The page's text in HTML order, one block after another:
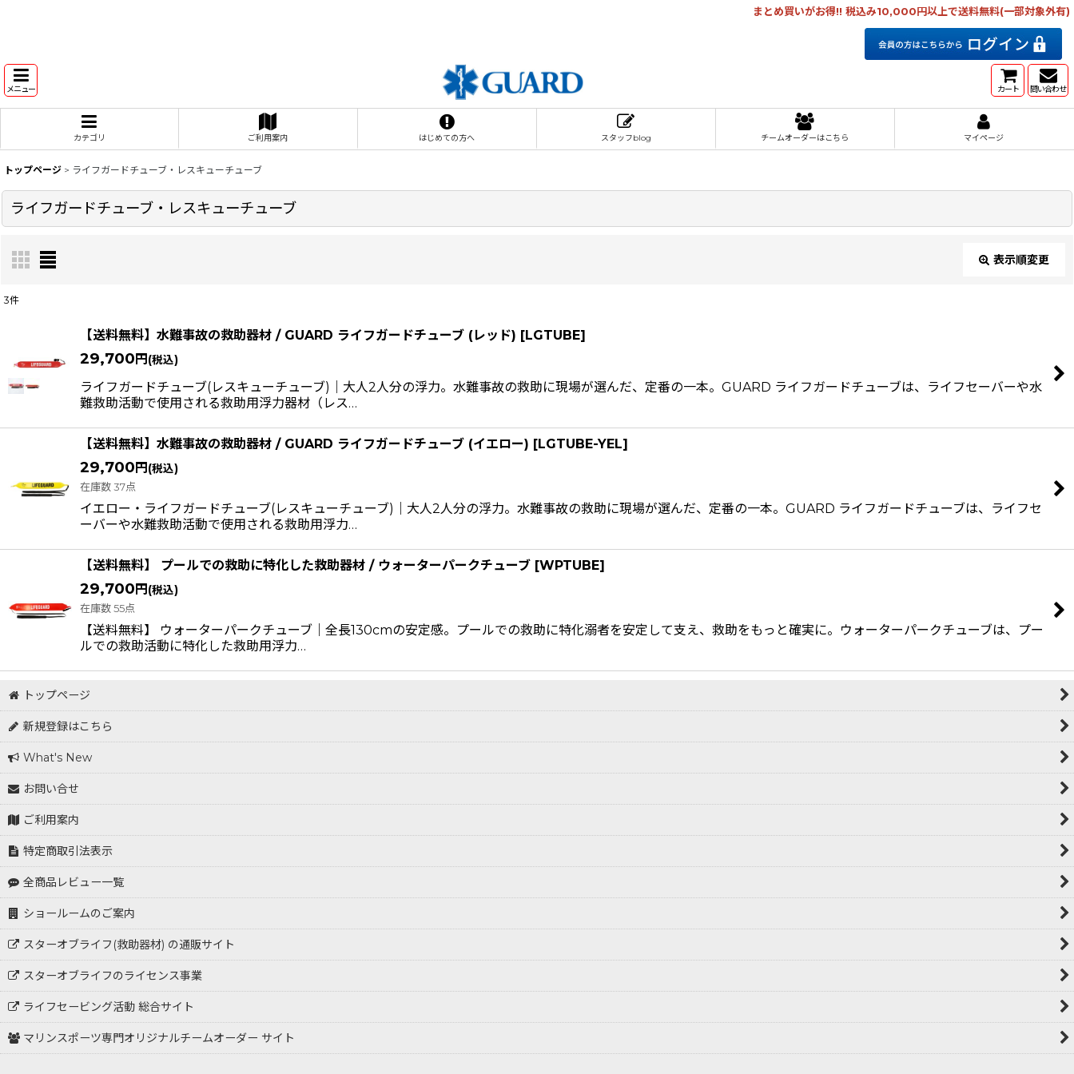
まとめ買いがお得!! 税込み10,000円以上で送料無料(一部対象外有)
メニュー カート 問い合わせ
カテゴリ ご利用案内 はじめての方へ スタッフblog チームオーダーはこちら マイページ
トップページ > ライフガードチューブ・レスキューチューブ
ライフガードチューブ・レスキューチューブ
表示順変更
在庫あり
並び順
絞り込む
3件
【送料無料】水難事故の救助器材 / GUARD ライフガードチューブ (レッド) [LGTUBE]
29,700 円 (税込)
ライフガードチューブ(レスキューチューブ)｜大人2人分の浮力。水難事故の救助に現場が選んだ、定番の一本。GUARD ライフガードチューブは、ライフセーバーや水
難救助活動で使用される救助用浮力器材（レス…
【送料無料】水難事故の救助器材 / GUARD ライフガードチューブ (イエロー) [LGTUBE-YEL]
29,700 円 (税込)
在庫数 37点
イエロー・ライフガードチューブ(レスキューチューブ)｜大人2人分の浮力。水難事故の救助に現場が選んだ、定番の一本。GUARD ライフガードチューブは、ライフセ
ーバーや水難救助活動で使用される救助用浮力…
【送料無料】 プールでの救助に特化した救助器材 / ウォーターパークチューブ [WPTUBE]
29,700 円 (税込)
在庫数 55点
【送料無料】 ウォーターパークチューブ｜全長130cmの安定感。プールでの救助に特化溺者を安定して支え、救助をもっと確実に。ウォーターパークチューブは、プー
ルでの救助活動に特化した救助用浮力…
トップページ
新規登録はこちら
What's New
お問い合せ
ご利用案内
特定商取引法表示
全商品レビュー一覧
ショールームのご案内
スターオブライフ(救助器材) の通販サイト
スターオブライフのライセンス事業
ライフセービング活動 総合サイト
マリンスポーツ専門オリジナルチームオーダー サイト